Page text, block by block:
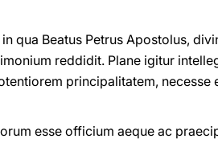
qua Beatus Petrus Apostolus,
reddidit. Plane igitur
principalitatem, necesse
esse officium aeque ac